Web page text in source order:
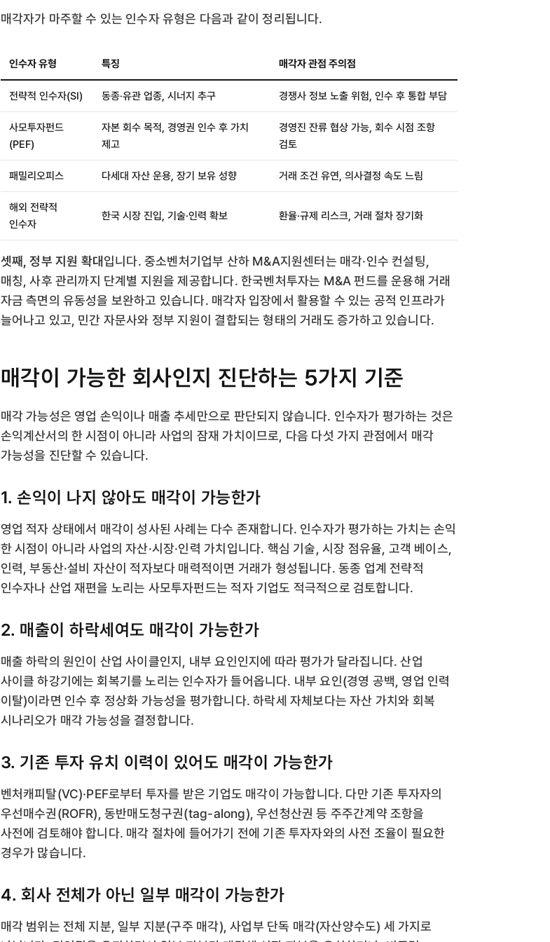
매각자가 마주할 수 있는 인수자 유형은 다음과 같이 정리됩니다.
인수자 유형 특징 매각자 관점 주의점
전략적 인수자(SI) 동종·유관 업종, 시너지 추구 경쟁사 정보 노출 위험, 인수 후 통합 부담
사모투자펀드
(PEF)
자본 회수 목적, 경영권 인수 후 가치
제고
경영진 잔류 협상 가능, 회수 시점 조항
검토
패밀리오피스 다세대 자산 운용, 장기 보유 성향 거래 조건 유연, 의사결정 속도 느림
해외 전략적
인수자
한국 시장 진입, 기술·인력 확보 환율·규제 리스크, 거래 절차 장기화
셋째, 정부 지원 확대입니다. 중소벤처기업부 산하 M&A지원센터는 매각·인수 컨설팅,
매칭, 사후 관리까지 단계별 지원을 제공합니다. 한국벤처투자는 M&A 펀드를 운용해 거래
자금 측면의 유동성을 보완하고 있습니다. 매각자 입장에서 활용할 수 있는 공적 인프라가
늘어나고 있고, 민간 자문사와 정부 지원이 결합되는 형태의 거래도 증가하고 있습니다.
매각이 가능한 회사인지 진단하는 5가지 기준
매각 가능성은 영업 손익이나 매출 추세만으로 판단되지 않습니다. 인수자가 평가하는 것은
손익계산서의 한 시점이 아니라 사업의 잠재 가치이므로, 다음 다섯 가지 관점에서 매각
가능성을 진단할 수 있습니다.
1. 손익이 나지 않아도 매각이 가능한가
영업 적자 상태에서 매각이 성사된 사례는 다수 존재합니다. 인수자가 평가하는 가치는 손익
한 시점이 아니라 사업의 자산·시장·인력 가치입니다. 핵심 기술, 시장 점유율, 고객 베이스,
인력, 부동산·설비 자산이 적자보다 매력적이면 거래가 형성됩니다. 동종 업계 전략적
인수자나 산업 재편을 노리는 사모투자펀드는 적자 기업도 적극적으로 검토합니다.
2. 매출이 하락세여도 매각이 가능한가
매출 하락의 원인이 산업 사이클인지, 내부 요인인지에 따라 평가가 달라집니다. 산업
사이클 하강기에는 회복기를 노리는 인수자가 들어옵니다. 내부 요인(경영 공백, 영업 인력
이탈)이라면 인수 후 정상화 가능성을 평가합니다. 하락세 자체보다는 자산 가치와 회복
시나리오가 매각 가능성을 결정합니다.
3. 기존 투자 유치 이력이 있어도 매각이 가능한가
벤처캐피탈(VC)·PEF로부터 투자를 받은 기업도 매각이 가능합니다. 다만 기존 투자자의
우선매수권(ROFR), 동반매도청구권(tag-along), 우선청산권 등 주주간계약 조항을
사전에 검토해야 합니다. 매각 절차에 들어가기 전에 기존 투자자와의 사전 조율이 필요한
경우가 많습니다.
4. 회사 전체가 아닌 일부 매각이 가능한가
매각 범위는 전체 지분, 일부 지분(구주 매각), 사업부 단독 매각(자산양수도) 세 가지로